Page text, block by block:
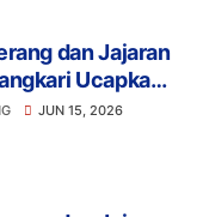
dan Jajaran
Ucapkan
Baru Islam 1
JUN 15, 2026